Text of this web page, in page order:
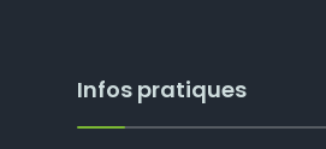
Infos pratiques